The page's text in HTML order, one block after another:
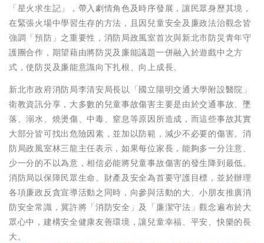
「星火求生記」，帶入劇情角色及時序發展，讓民眾身歷其境，
在緊張火場中學習生存的方法，且因兒童安全及廉政法治觀念皆
強調「預防」之重要性，消防局政風室首次與新北市防災青年守
護團合作，期望藉由將防災及廉能議題一併融入於遊戲中之方
式，使防災及廉能意識向下扎根、向上成長。
新北市政府消防局李清安局長以「國立陽明交通大學附設醫院」
衛教資訊分享，大多數的兒童事故傷害主要是由於交通事故、墜
落、溺水、燒燙傷、中毒、窒息等原因所造成，而這些事故其實
大部分皆可找出危險因素，並加以防範，減少不必要的傷害。消
防局政風室林三龍主任表示，如果每位家長，能夠多一分注意、
少一分的不以為意，相信必能將兒童事故傷害的發生降到最低。
消防局以保障民眾生命、財產及安全為首要守護目標，並於辦理
各項廉政反貪宣導活動之同時，向參與活動的大、小朋友推廣消
防安全常識，冀許將「消防安全」及「廉潔守法」觀念遍布於大
眾心中，建構安全健康友善環境，讓兒童幸福、平安、快樂的長
大。